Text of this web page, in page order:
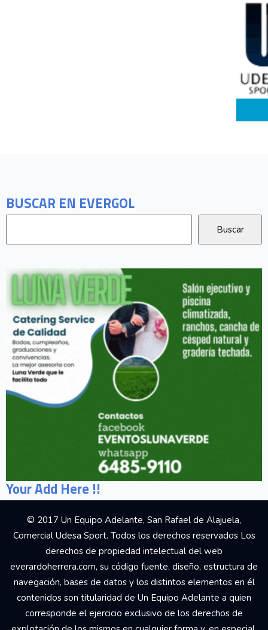
BUSCAR EN EVERGOL
Your Add Here !!
© 2017 Un Equipo Adelante, San Rafael de Alajuela,
Comercial Udesa Sport. Todos los derechos reservados Los
derechos de propiedad intelectual del web
everardoherrera.com, su código fuente, diseño, estructura de
navegación, bases de datos y los distintos elementos en él
contenidos son titularidad de Un Equipo Adelante a quien
corresponde el ejercicio exclusivo de los derechos de